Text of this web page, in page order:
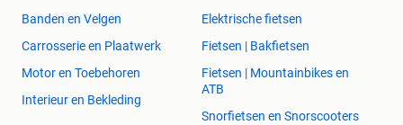
Banden en Velgen
Carrosserie en Plaatwerk
Motor en Toebehoren
Interieur en Bekleding
Elektrische fietsen
Fietsen | Bakfietsen
Fietsen | Mountainbikes en
ATB
Snorfietsen en Snorscooters